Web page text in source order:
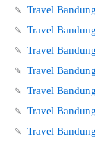
🍡 Travel
🍡 Travel
🍡 Travel
🍡 Travel
🍡 Travel
🍡 Travel
🍡 Travel